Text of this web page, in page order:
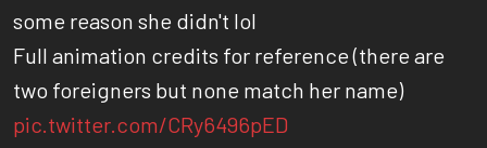
some reason she didn't lol
Full animation credits for reference (there are
two foreigners but none match her name)
pic.twitter.com/CRy6496pED